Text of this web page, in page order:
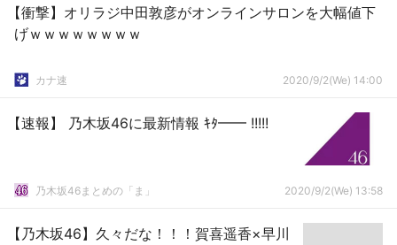
【衝撃】オリラジ中田敦彦がオンラインサロンを大幅値下
げｗｗｗｗｗｗｗｗ
カナ速 2020/9/2(We) 14:00
【速報】 乃木坂46に最新情報 ｷﾀ━━ !!!!!
乃木坂46まとめの「ま」 2020/9/2(We) 13:58
【乃木坂46】久々だな！！！賀喜遥香×早川